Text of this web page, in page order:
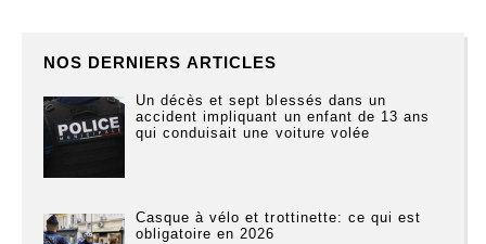
NOS DERNIERS ARTICLES
Un décès et sept blessés dans un
accident impliquant un enfant de 13 ans
qui conduisait une voiture volée
Casque à vélo et trottinette: ce qui est
obligatoire en 2026